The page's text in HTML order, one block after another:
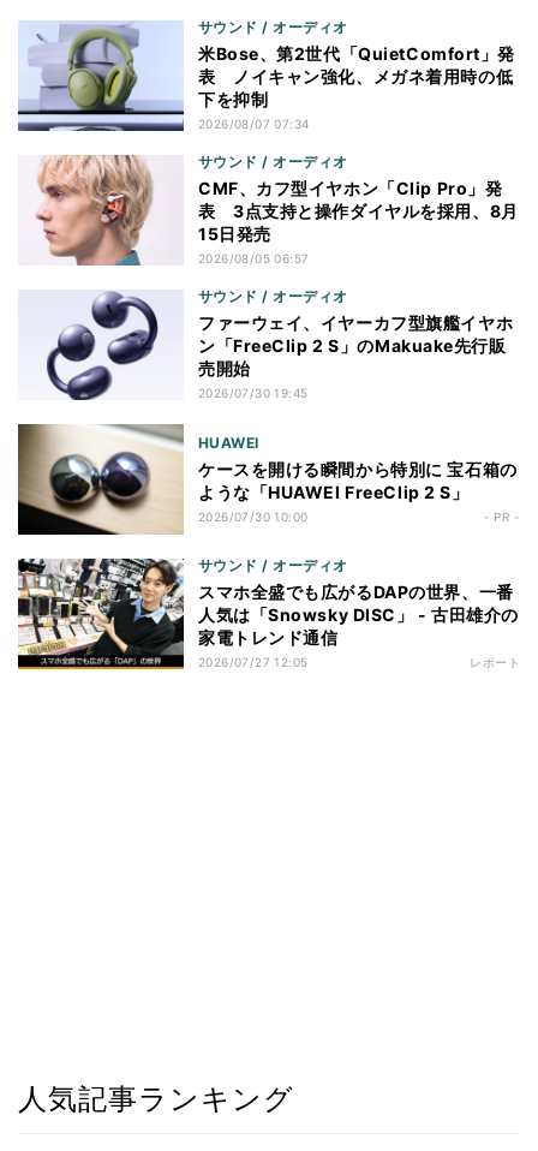
サウンド / オーディオ
米Bose、第2世代「QuietComfort」発
表 ノイキャン強化、メガネ着用時の低
下を抑制
2026/08/07 07:34
サウンド / オーディオ
CMF、カフ型イヤホン「Clip Pro」発
表 3点支持と操作ダイヤルを採用、8月
15日発売
2026/08/05 06:57
サウンド / オーディオ
ファーウェイ、イヤーカフ型旗艦イヤホ
ン「FreeClip 2 S」のMakuake先行販
売開始
2026/07/30 19:45
HUAWEI
ケースを開ける瞬間から特別に 宝石箱の
ような「HUAWEI FreeClip 2 S」
2026/07/30 10:00 - PR -
サウンド / オーディオ
スマホ全盛でも広がるDAPの世界、一番
人気は「Snowsky DISC」 - 古田雄介の
家電トレンド通信
2026/07/27 12:05 レポート
人気記事ランキング